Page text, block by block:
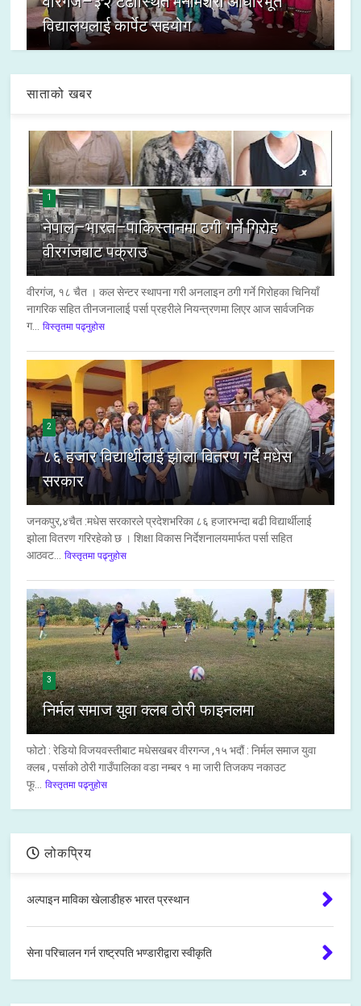
विद्यालयलाई कार्पेट सहयोग
साताको खबर
1
नेपाल–भारत–पाकिस्तानमा ठगी गर्ने गिरोह
वीरगंजबाट पक्राउ
वीरगंज, १८ चैत । कल सेन्टर स्थापना गरी अनलाइन ठगी गर्ने गिरोहका चिनियाँ
नागरिक सहित तीनजनालाई पर्सा प्रहरीले नियन्त्रणमा लिएर आज सार्वजनिक
ग...
विस्तृतमा पढ्नुहोस
2
८६ हजार विद्यार्थीलाई झोला वितरण गर्दै मधेस
सरकार
जनकपुर,४चैत :मधेस सरकारले प्रदेशभरिका ८६ हजारभन्दा बढी विद्यार्थीलाई
झोला वितरण गरिरहेको छ । शिक्षा विकास निर्देशनालयमार्फत पर्सा सहित
आठवट...
विस्तृतमा पढ्नुहोस
3
निर्मल समाज युवा क्लब ठोरी फाइनलमा
फोटो : रेडियो विजयवस्तीबाट मधेसखबर वीरगन्ज ,१५ भदौं : निर्मल समाज युवा
क्लब , पर्साको ठोरी गाउँपालिका वडा नम्बर १ मा जारी तिजकप नकाउट
फू...
विस्तृतमा पढ्नुहोस
लोकप्रिय
अल्पाइन माविका खेलाडीहरु भारत प्रस्थान
सेना परिचालन गर्न राष्ट्रपति भण्डारीद्वारा स्वीकृति